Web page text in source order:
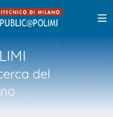
del